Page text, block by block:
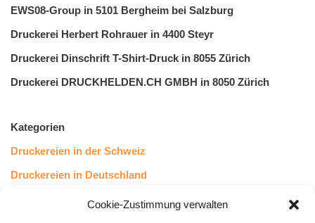
Cookie-Zustimmung verwalten
EWS08-Group in 5101 Bergheim bei Salzburg
Druckerei Herbert Rohrauer in 4400 Steyr
Druckerei Dinschrift T-Shirt-Druck in 8055 Zürich
Druckerei DRUCKHELDEN.CH GMBH in 8050 Zürich
Kategorien
Druckereien in der Schweiz
Druckereien in Deutschland
Druckereien in Österreich